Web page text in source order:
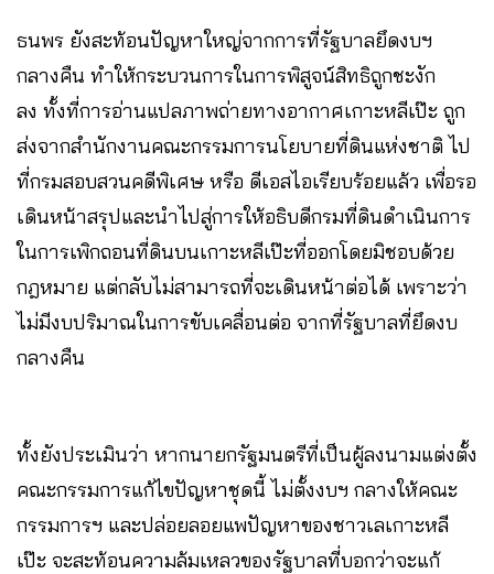
ธนพร ยังสะท้อนปัญหาใหญ่จากการที่รัฐบาลยึดงบฯ
กลางคืน ทำให้กระบวนการในการพิสูจน์สิทธิถูกชะงัก
ลง ทั้งที่การอ่านแปลภาพถ่ายทางอากาศเกาะหลีเป๊ะ ถูก
ส่งจากสำนักงานคณะกรรมการนโยบายที่ดินแห่งชาติ ไป
ที่กรมสอบสวนคดีพิเศษ หรือ ดีเอสไอเรียบร้อยแล้ว เพื่อรอ
เดินหน้าสรุปและนำไปสู่การให้อธิบดีกรมที่ดินดำเนินการ
ในการเพิกถอนที่ดินบนเกาะหลีเป๊ะที่ออกโดยมิชอบด้วย
กฎหมาย แต่กลับไม่สามารถที่จะเดินหน้าต่อได้ เพราะว่า
ไม่มีงบปริมาณในการขับเคลื่อนต่อ จากที่รัฐบาลที่ยึดงบ
กลางคืน
ทั้งยังประเมินว่า หากนายกรัฐมนตรีที่เป็นผู้ลงนามแต่งตั้ง
คณะกรรมการแก้ไขปัญหาชุดนี้ ไม่ตั้งงบฯ กลางให้คณะ
กรรมการฯ และปล่อยลอยแพปัญหาของชาวเลเกาะหลี
เป๊ะ จะสะท้อนความล้มเหลวของรัฐบาลที่บอกว่าจะแก้